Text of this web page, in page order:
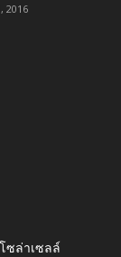
2016
ซล่าเซลล์